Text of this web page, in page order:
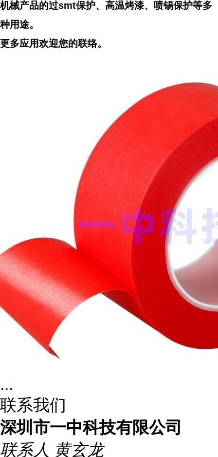
机械产品的过smt保护、高温烤漆、喷锡保护等多
种用途。
更多应用欢迎您的联络。
...
联系我们
深圳市一中科技有限公司
联系人 黄玄龙